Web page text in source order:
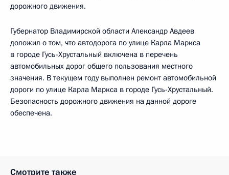
дорожного движения.
Губернатор Владимирской области Александр Авдеев
доложил о том, что автодорога по улице Карла Маркса
в городе Гусь-Хрустальный включена в перечень
автомобильных дорог общего пользования местного
значения. В текущем году выполнен ремонт автомобильной
дороги по улице Карла Маркса в городе Гусь-Хрустальный.
Безопасность дорожного движения на данной дороге
обеспечена.
Смотрите также